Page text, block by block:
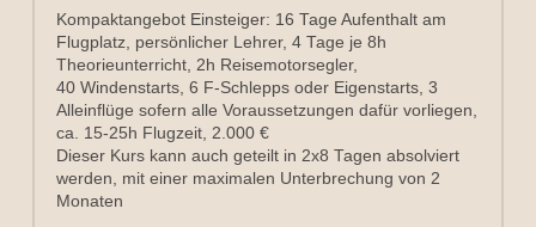
Kompaktangebot Einsteiger: 16 Tage Aufenthalt am
Flugplatz, persönlicher Lehrer, 4 Tage je 8h
Theorieunterricht, 2h Reisemotorsegler,
40 Windenstarts, 6 F-Schlepps oder Eigenstarts, 3
Alleinflüge sofern alle Voraussetzungen dafür vorliegen,
ca. 15-25h Flugzeit, 2.000 €
Dieser Kurs kann auch geteilt in 2x8 Tagen absolviert
werden, mit einer maximalen Unterbrechung von 2
Monaten